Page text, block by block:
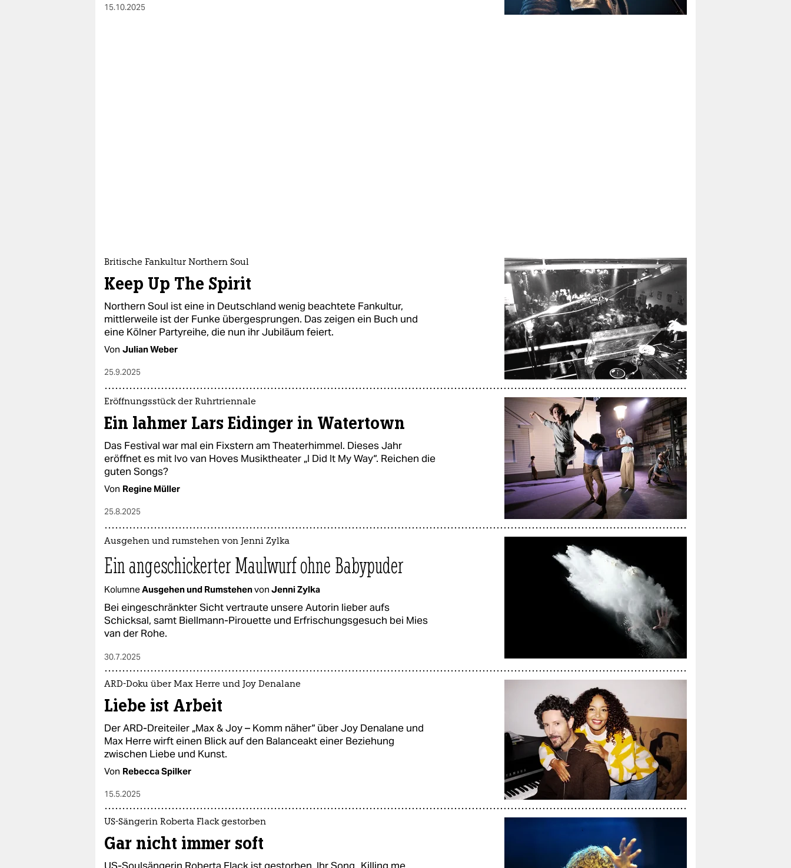
15.10.2025
Britische Fankultur Northern Soul
Keep Up The Spirit
Northern Soul ist eine in Deutschland wenig beachtete Fankultur,
mittlerweile ist der Funke übergesprungen. Das zeigen ein Buch und
eine Kölner Partyreihe, die nun ihr Jubiläum feiert.
Von Julian Weber
25.9.2025
Eröffnungsstück der Ruhrtriennale
Ein lahmer Lars Eidinger in Watertown
Das Festival war mal ein Fixstern am Theaterhimmel. Dieses Jahr
eröffnet es mit Ivo van Hoves Musiktheater „I Did It My Way“. Reichen die
guten Songs?
Von Regine Müller
25.8.2025
Ausgehen und rumstehen von Jenni Zylka
Ein angeschickerter Maulwurf ohne Babypuder
KolumneAusgehen und Rumstehenvon Jenni Zylka
Bei eingeschränkter Sicht vertraute unsere Autorin lieber aufs
Schicksal, samt Biellmann-Pirouette und Erfrischungsgesuch bei Mies
van der Rohe.
30.7.2025
ARD-Doku über Max Herre und Joy Denalane
Liebe ist Arbeit
Der ARD-Dreiteiler „Max & Joy – Komm näher“ über Joy Denalane und
Max Herre wirft einen Blick auf den Balanceakt einer Beziehung
zwischen Liebe und Kunst.
Von Rebecca Spilker
15.5.2025
US-Sängerin Roberta Flack gestorben
Gar nicht immer soft